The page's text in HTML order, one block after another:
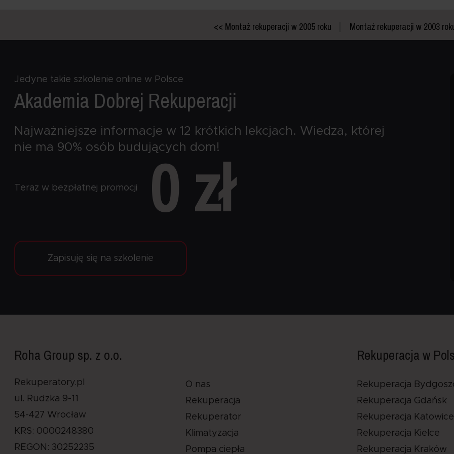
<< Montaż rekuperacji w 2005 roku Montaż rekuperacji w 2003
Jedyne takie szkolenie online w Polsce
Akademia Dobrej Rekuperacji
Najważniejsze informacje w 12 krótkich lekcjach. Wiedza, której
nie ma 90% osób budujących dom!
Teraz w bezpłatnej promocji 0 zł
Zapisuję się na szkolenie
Roha Group sp. z o.o.
Rekuperatory.pl
ul. Rudzka 9-11
54-427 Wrocław
KRS: 0000248380
REGON: 30252235
O nas
Rekuperacja
Rekuperator
Klimatyzacja
Pompa ciepła
Rekuperacja w
Rekuperacja
Rekuperacja Gdańsk
Rekuperacja Katowice
Rekuperacja Kielce
Rekuperacja Kraków